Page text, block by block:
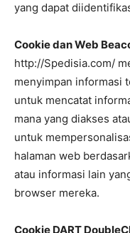
yang dapat
Cookie dan Web
http://Spedisia.com/
menyimpan informasi
untuk mencatat
mana yang diakses
untuk
halaman web
atau informasi lain
browser mereka.
Cookie DART